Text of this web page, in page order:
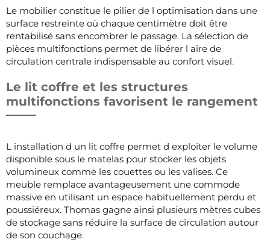
Le mobilier constitue le pilier de l optimisation dans une
surface restreinte où chaque centimètre doit être
rentabilisé sans encombrer le passage. La sélection de
pièces multifonctions permet de libérer l aire de
circulation centrale indispensable au confort visuel.
Le lit coffre et les structures
multifonctions favorisent le rangement
L installation d un lit coffre permet d exploiter le volume
disponible sous le matelas pour stocker les objets
volumineux comme les couettes ou les valises. Ce
meuble remplace avantageusement une commode
massive en utilisant un espace habituellement perdu et
poussiéreux. Thomas gagne ainsi plusieurs mètres cubes
de stockage sans réduire la surface de circulation autour
de son couchage.